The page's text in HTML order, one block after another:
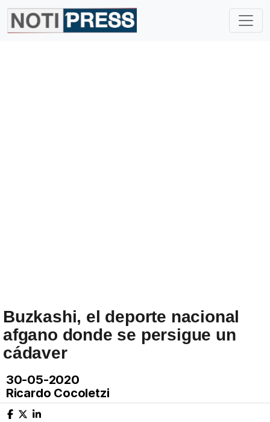
Buzkashi, el deporte nacional
afgano donde se persigue un
cádaver
30-05-2020
Ricardo Cocoletzi